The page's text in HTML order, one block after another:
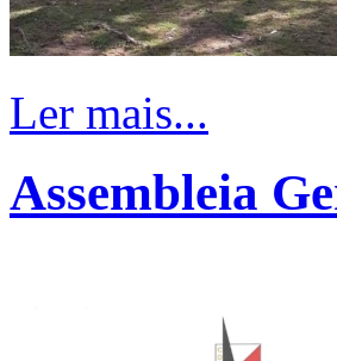
Ler mais...
Assembleia